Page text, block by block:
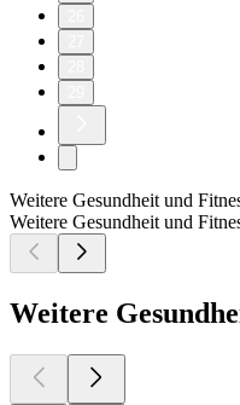
Weitere Gesundheit und
Weitere Gesundheit und
Weitere